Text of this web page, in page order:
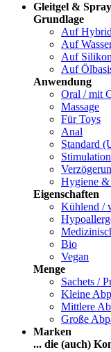
Gleitgel &
Grundlage
Auf
Auf
Auf
Auf
Anwendung
Oral / mit
Massage
Für Toys
Anal
Standard
Stimulation
Hygiene &
Eigenschaften
Kühlend /
Bio
Vegan
Menge
Sachets /
Kleine
Mittlere
Große
Marken
... die (auch)